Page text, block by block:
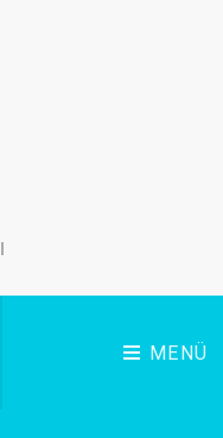
MENÜ